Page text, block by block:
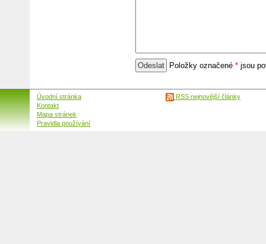
Položky označené * jsou
Úvodní stránka
Kontakt
Mapa stránek
Pravidla používání
RSS nejnovější články